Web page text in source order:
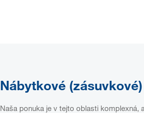
Nábytkové
Naša ponuka je v tejto oblasti komplexná,